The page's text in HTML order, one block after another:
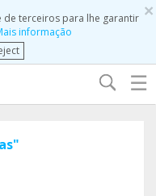
×
terceiros para lhe garantir
informação
☰